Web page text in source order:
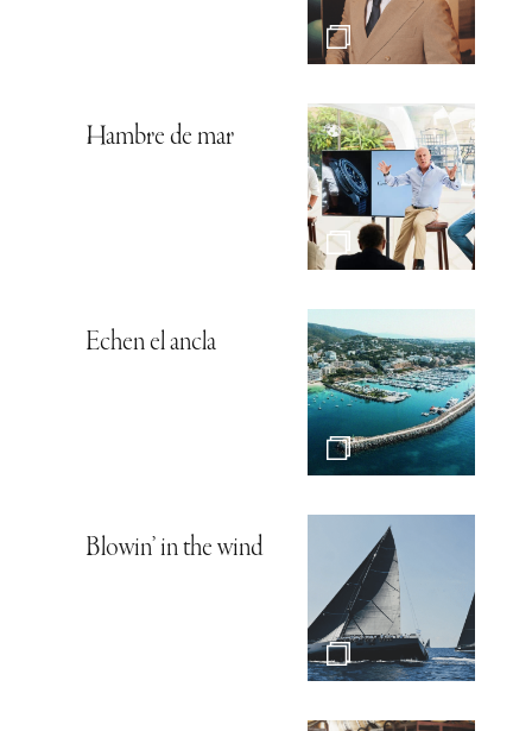
Hambre de mar
Echen el ancla
Blowin’ in the wind